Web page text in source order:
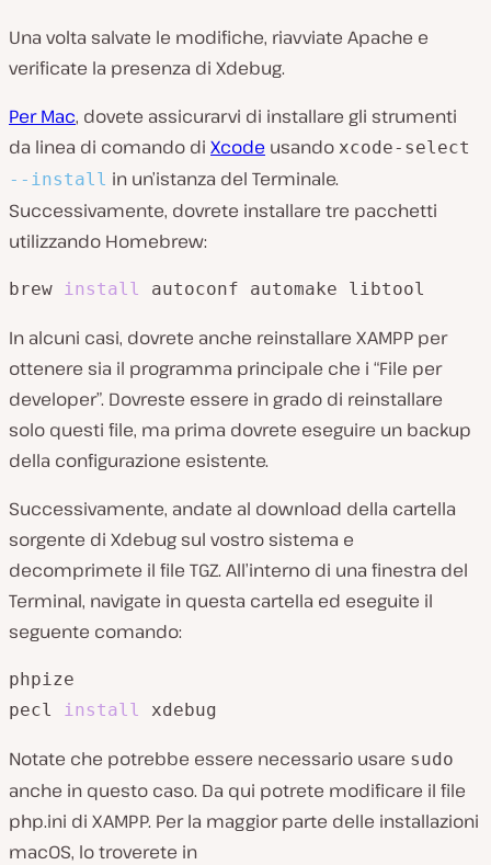
Una volta salvate le modifiche, riavviate Apache e
verificate la presenza di Xdebug.
Per Mac, dovete assicurarvi di installare gli strumenti
da linea di comando di Xcode usando xcode-select
--install in un’istanza del Terminale.
Successivamente, dovrete installare tre pacchetti
utilizzando Homebrew:
brew install autoconf automake libtool
In alcuni casi, dovrete anche reinstallare XAMPP per
ottenere sia il programma principale che i “File per
developer”. Dovreste essere in grado di reinstallare
solo questi file, ma prima dovrete eseguire un backup
della configurazione esistente.
Successivamente, andate al download della cartella
sorgente di Xdebug sul vostro sistema e
decomprimete il file TGZ. All’interno di una finestra del
Terminal, navigate in questa cartella ed eseguite il
seguente comando:
phpize
pecl
install xdebug
Notate che potrebbe essere necessario usare sudo
anche in questo caso. Da qui potrete modificare il file
php.ini di XAMPP. Per la maggior parte delle installazioni
macOS, lo troverete in